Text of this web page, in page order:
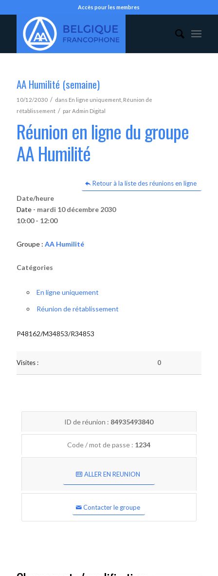
Accès pour les membres
AA Humilité (semaine)
10/12/2030 / dans En ligne uniquement, Réunion de
rétablissement / parAdmin Digital
Réunion en ligne du groupe
AA Humilité
Retour à la liste des réunions en ligne
Date/heure
Date - mardi 10 décembre 2030
10:00 - 12:00
Groupe : AA Humilité
Catégories
En ligne uniquement
Réunion de rétablissement
P48162/M34853/R34853
Visites : 0
ID de réunion : 84935493840
Code / mot de passe : 1234
ALLER EN REUNION
Contacter le groupe